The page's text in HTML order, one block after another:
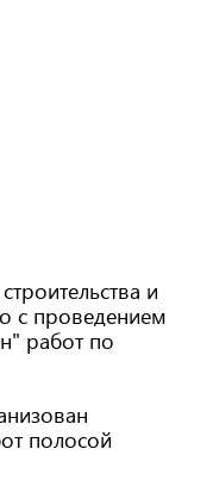
и
с проведением
работ по
полосой